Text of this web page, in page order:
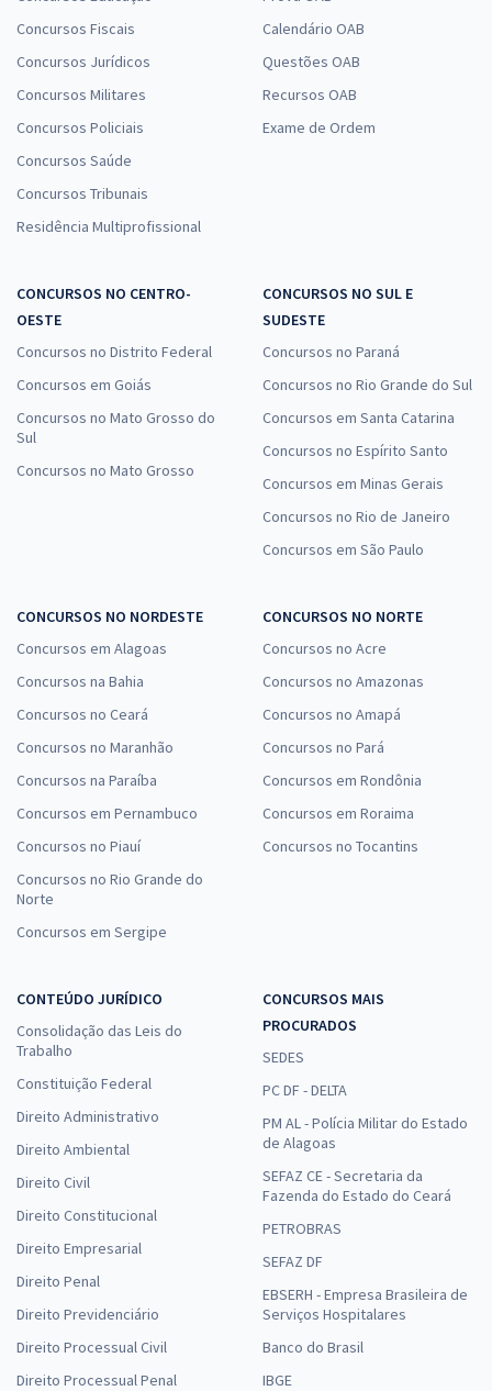
Concursos Fiscais
Concursos Jurídicos
Concursos Militares
Concursos Policiais
Concursos Saúde
Concursos Tribunais
Residência Multiprofissional
Calendário OAB
Questões OAB
Recursos OAB
Exame de Ordem
CONCURSOS NO CENTRO-
OESTE
Concursos no Distrito Federal
Concursos em Goiás
Concursos no Mato Grosso do
Sul
Concursos no Mato Grosso
CONCURSOS NO SUL E
SUDESTE
Concursos no Paraná
Concursos no Rio Grande do Sul
Concursos em Santa Catarina
Concursos no Espírito Santo
Concursos em Minas Gerais
Concursos no Rio de Janeiro
Concursos em São Paulo
CONCURSOS NO NORDESTE
Concursos em Alagoas
Concursos na Bahia
Concursos no Ceará
Concursos no Maranhão
Concursos na Paraíba
Concursos em Pernambuco
Concursos no Piauí
Concursos no Rio Grande do
Norte
Concursos em Sergipe
CONCURSOS NO NORTE
Concursos no Acre
Concursos no Amazonas
Concursos no Amapá
Concursos no Pará
Concursos em Rondônia
Concursos em Roraima
Concursos no Tocantins
CONTEÚDO JURÍDICO
Consolidação das Leis do
Trabalho
Constituição Federal
Direito Administrativo
Direito Ambiental
Direito Civil
Direito Constitucional
Direito Empresarial
Direito Penal
Direito Previdenciário
Direito Processual Civil
Direito Processual Penal
CONCURSOS MAIS
PROCURADOS
SEDES
PC DF - DELTA
PM AL - Polícia Militar do Estado
de Alagoas
SEFAZ CE - Secretaria da
Fazenda do Estado do Ceará
PETROBRAS
SEFAZ DF
EBSERH - Empresa Brasileira de
Serviços Hospitalares
Banco do Brasil
IBGE